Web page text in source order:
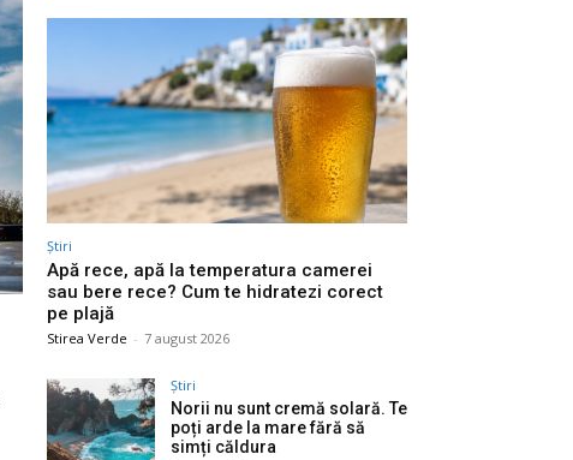
Știri
Apă rece, apă la temperatura camerei
sau bere rece? Cum te hidratezi corect
pe plajă
Stirea Verde - 7 august 2026
Știri
Norii nu sunt cremă solară. Te
poți arde la mare fără să
simți căldura